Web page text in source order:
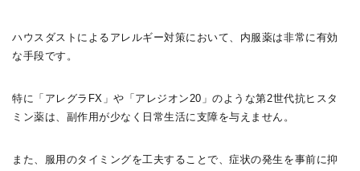
ハウスダストによるアレルギー対策において、内服薬は非常に有効
な手段です。
特に「アレグラFX」や「アレジオン20」のような第2世代抗ヒスタ
ミン薬は、副作用が少なく日常生活に支障を与えません。
また、服用のタイミングを工夫することで、症状の発生を事前に抑